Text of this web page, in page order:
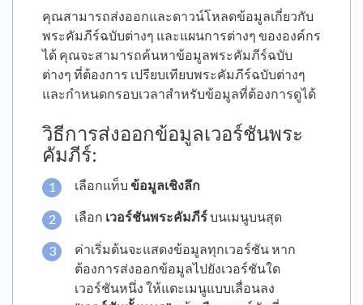
คุณสามารถส่งออกและดาวน์โหลดข้อมูลเกี่ยวกับ
พระคัมภีร์ฉบับต่างๆ และแผนการต่างๆ ขององค์กร
ได้ คุณจะสามารถค้นหาข้อมูลพระคัมภีร์ฉบับ
ต่างๆ ที่ต้องการ เปรียบเทียบพระคัมภีร์ฉบับต่างๆ
และกำหนดกรอบเวลาสำหรับข้อมูลที่ต้องการดูได้
วิธีการส่งออกข้อมูลเวอร์ชันพระ
คัมภีร์:
เลือกแท็บ ข้อมูลเชิงลึก
เลือก เวอร์ชันพระคัมภีร์บนเมนูบนสุด
ค่าเริ่มต้นจะแสดงข้อมูลทุกเวอร์ชัน หาก
ต้องการส่งออกข้อมูลไปยังเวอร์ชันใด
เวอร์ชันหนึ่ง ให้แตะเมนูแบบเลื่อนลง